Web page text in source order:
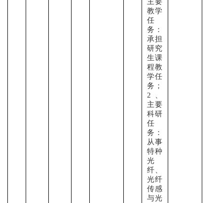
教学
任
务：
承担
研究
生课
程教
学任
务；
2、
主要
科研
任
务：
从事
特种
光
纤、
光纤
传感
与光